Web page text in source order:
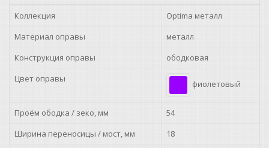
Коллекция
Optima металл
Материал оправы
металл
Конструкция оправы
ободковая
Цвет оправы
фиолетовый
Проём ободка / зеко, мм
54
Ширина переносицы / мост, мм
18